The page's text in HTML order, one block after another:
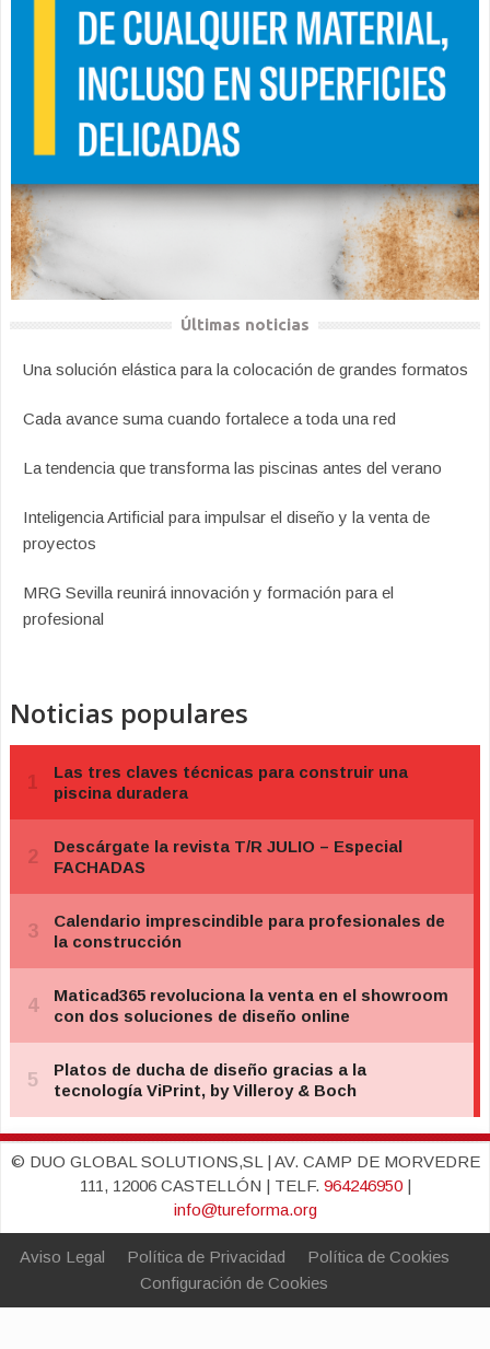
Últimas noticias
Una solución elástica para la colocación de grandes formatos
Cada avance suma cuando fortalece a toda una red
La tendencia que transforma las piscinas antes del verano
Inteligencia Artificial para impulsar el diseño y la venta de
proyectos
MRG Sevilla reunirá innovación y formación para el
profesional
Noticias populares
© DUO GLOBAL SOLUTIONS,SL | AV. CAMP DE MORVEDRE
111, 12006 CASTELLÓN | TELF. 964246950|
info@tureforma.org
Aviso Legal Política de Privacidad
Política de Cookies
Configuración de Cookies